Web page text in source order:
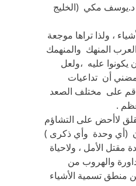
د.يوسف مكي (الخليج
، ولذا تراها موجعة
المنهك والمنهمك
يكونوا عليه ،ولعل
أن تداعيات
على مختلف الصعد
.
لاأحض على التشاؤم
(أي وحدة وأي ذكرى )
مقتل الأمل ، ولاحياة
والهروب من
منطق تسمية الأشياء